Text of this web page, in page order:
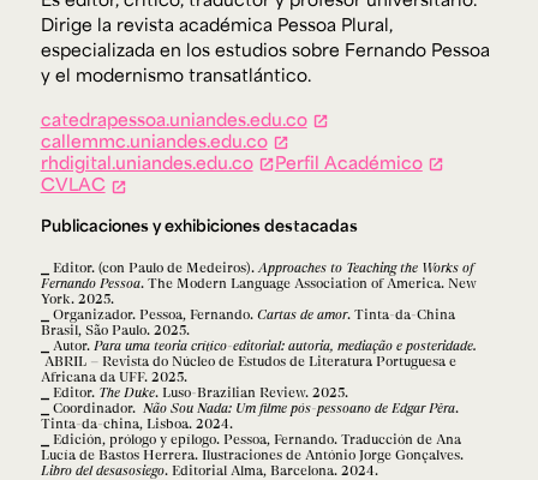
Dirige la revista académica Pessoa Plural,
especializada en los estudios sobre Fernando Pessoa
y el modernismo transatlántico.
catedrapessoa.uniandes.edu.co
callemmc.uniandes.edu.co
rhdigital.uniandes.edu.co
Perfil Académico
CVLAC
Publicaciones y exhibiciones destacadas
Editor. (con Paulo de Medeiros). Approaches to Teaching the Works of
Fernando Pessoa. The Modern Language Association of America. New
York. 2025.
Organizador. Pessoa, Fernando. Cartas de amor. Tinta-da-China
Brasil, São Paulo. 2025.
Autor. Para uma teoria crítico-editorial: autoria, mediação e posteridade.
ABRIL – Revista do Núcleo de Estudos de Literatura Portuguesa e
Africana da UFF. 2025.
Editor.The Duke. Luso-Brazilian Review. 2025.
Coordinador. Não Sou Nada: Um filme pós-pessoano de Edgar Pêra.
Tinta-da-china, Lisboa. 2024.
Edición, prólogo y epílogo. Pessoa, Fernando. Traducción de Ana
Lucía de Bastos Herrera. Ilustraciones de António Jorge Gonçalves.
Libro del desasosiego. Editorial Alma, Barcelona. 2024.